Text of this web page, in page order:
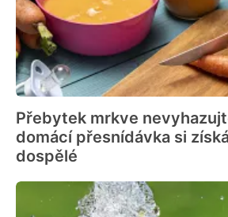
Přebytek mrkve
domácí přesnídávka si
dospělé